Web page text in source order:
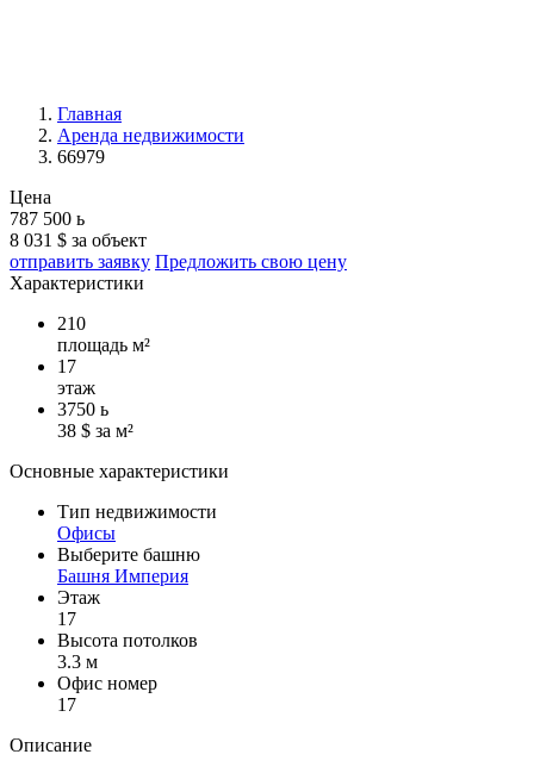
Главная
Аренда недвижимости
66979
Цена
787 500 ь
8 031 $ за объект
отправить заявку Предложить свою цену
Характеристики
210
площадь м²
17
этаж
3750 ь
38 $ за м²
Основные характеристики
Тип недвижимости
Офисы
Выберите башню
Башня Империя
Этаж
17
Высота потолков
3.3 м
Офис номер
17
Описание